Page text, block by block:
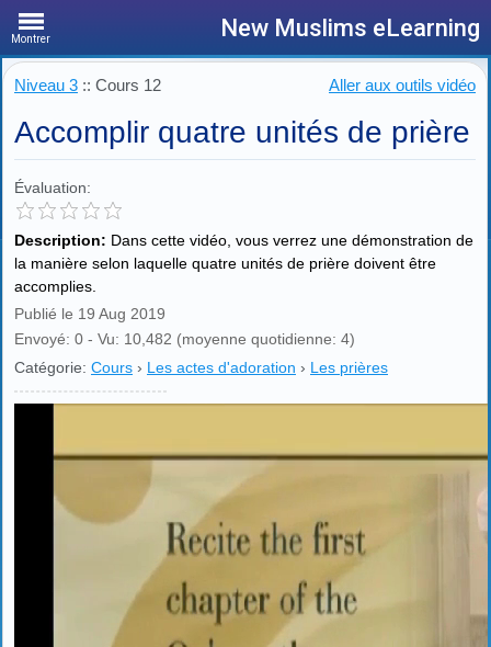
Montrer New Muslims eLearning
Niveau 3 :: Cours 12 Aller aux outils vidéo
Accomplir quatre unités de prière
Évaluation:
Description: Dans cette vidéo, vous verrez une démonstration de
la manière selon laquelle quatre unités de prière doivent être
accomplies.
Publié le 19 Aug 2019
Envoyé: 0 - Vu: 10,482 (moyenne quotidienne: 4)
Catégorie: Cours › Les actes d'adoration › Les prières